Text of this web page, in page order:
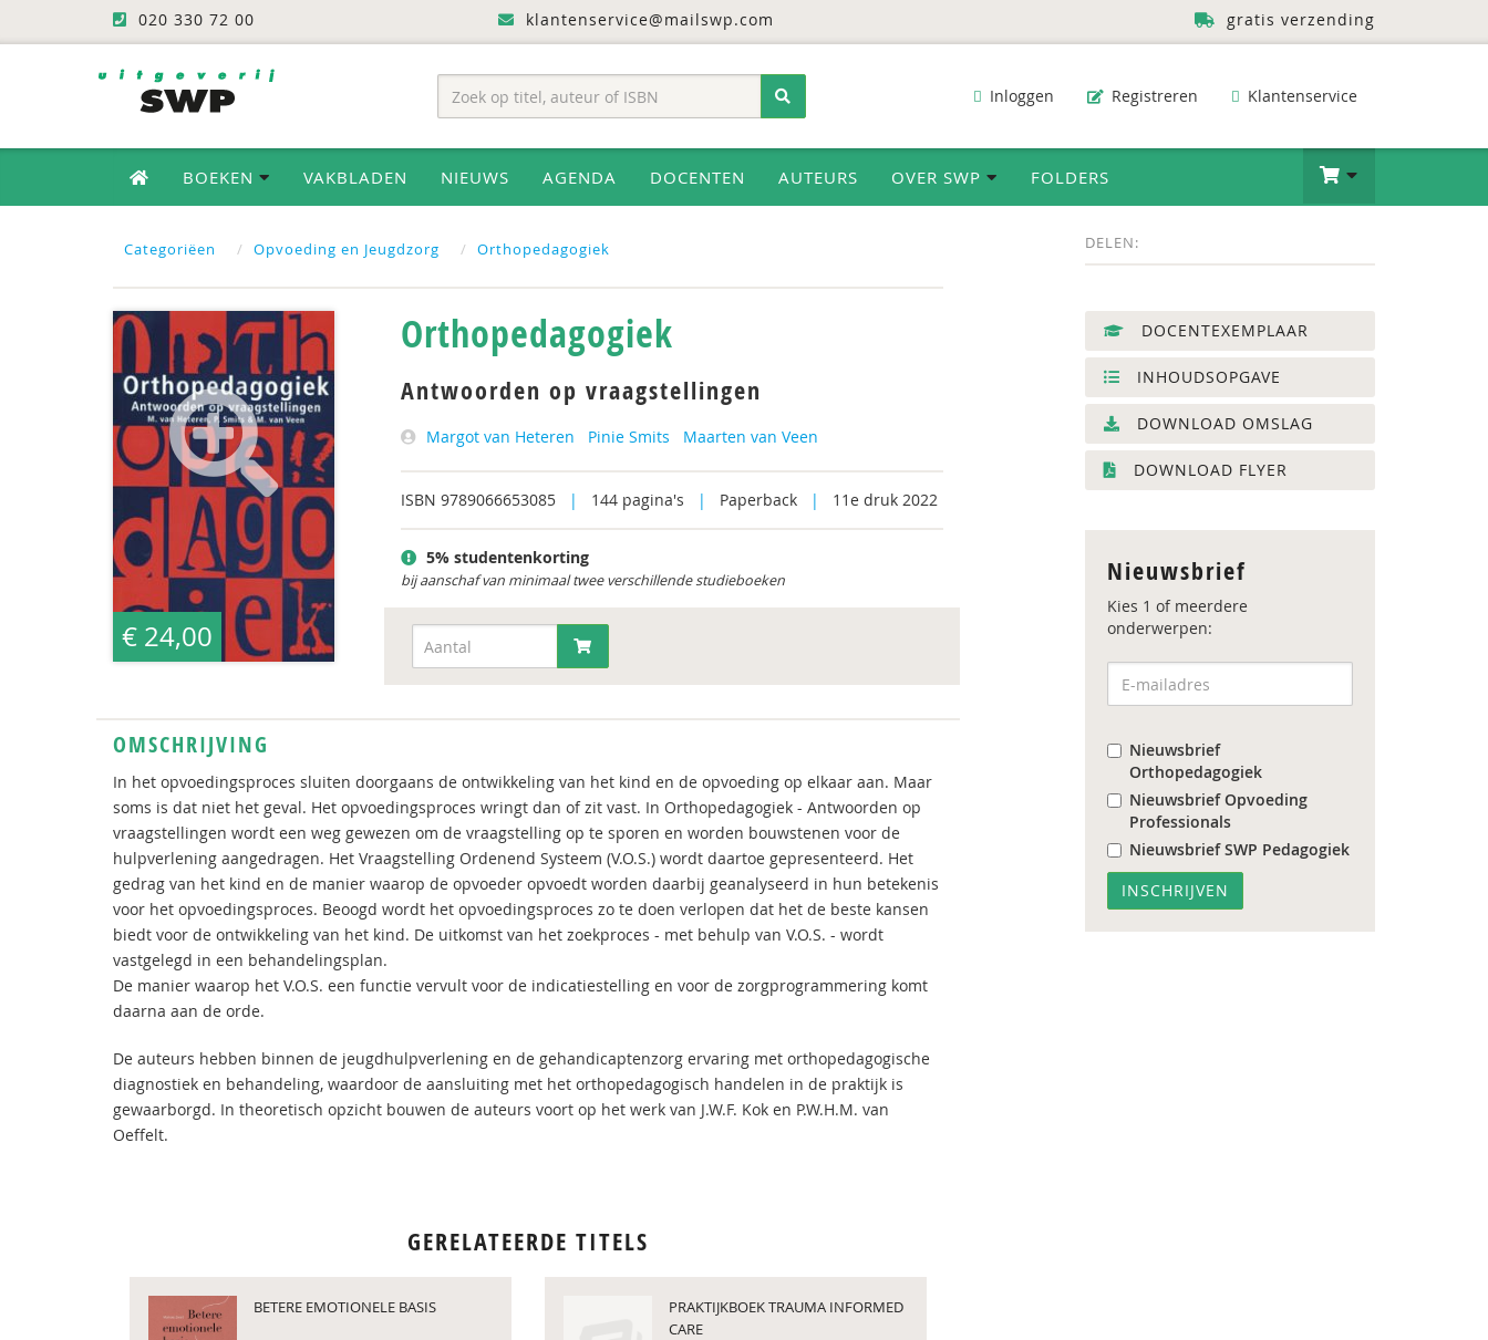
020 330 72 00 klantenservice@mailswp.com gratis verzending
Inloggen Registreren Klantenservice
BOEKEN VAKBLADEN NIEUWS AGENDA DOCENTEN AUTEURS OVER SWP FOLDERS
Categoriëen Opvoeding en Jeugdzorg Orthopedagogiek DELEN:
€ 24,00
Orthopedagogiek
Antwoorden op vraagstellingen
Margot van Heteren Pinie Smits Maarten van Veen
ISBN 9789066653085 | 144 pagina's | Paperback | 11e druk 2022
5% studentenkorting
bij aanschaf van minimaal twee verschillende studieboeken
OMSCHRIJVING
In het opvoedingsproces sluiten doorgaans de ontwikkeling van het kind en de opvoeding op elkaar aan. Maar
soms is dat niet het geval. Het opvoedingsproces wringt dan of zit vast. In Orthopedagogiek - Antwoorden op
vraagstellingen wordt een weg gewezen om de vraagstelling op te sporen en worden bouwstenen voor de
hulpverlening aangedragen. Het Vraagstelling Ordenend Systeem (V.O.S.) wordt daartoe gepresenteerd. Het
gedrag van het kind en de manier waarop de opvoeder opvoedt worden daarbij geanalyseerd in hun betekenis
voor het opvoedingsproces. Beoogd wordt het opvoedingsproces zo te doen verlopen dat het de beste kansen
biedt voor de ontwikkeling van het kind. De uitkomst van het zoekproces - met behulp van V.O.S. - wordt
vastgelegd in een behandelingsplan.
De manier waarop het V.O.S. een functie vervult voor de indicatiestelling en voor de zorgprogrammering komt
daarna aan de orde.
De auteurs hebben binnen de jeugdhulpverlening en de gehandicaptenzorg ervaring met orthopedagogische
diagnostiek en behandeling, waardoor de aansluiting met het orthopedagogisch handelen in de praktijk is
gewaarborgd. In theoretisch opzicht bouwen de auteurs voort op het werk van J.W.F. Kok en P.W.H.M. van
Oeffelt.
GERELATEERDE TITELS
BETERE EMOTIONELE BASIS
PRAKTIJKBOEK TRAUMA INFORMED
CARE
DOCENTEXEMPLAAR
INHOUDSOPGAVE
DOWNLOAD OMSLAG
DOWNLOAD FLYER
Nieuwsbrief
Kies 1 of meerdere
onderwerpen:
Nieuwsbrief
Orthopedagogiek
Nieuwsbrief Opvoeding
Professionals
Nieuwsbrief SWP Pedagogiek